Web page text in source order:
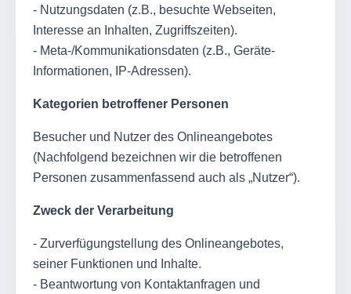
- Nutzungsdaten (z.B., besuchte Webseiten,
Interesse an Inhalten, Zugriffszeiten).
- Meta-/Kommunikationsdaten (z.B., Geräte-
Informationen, IP-Adressen).
Kategorien betroffener Personen
Besucher und Nutzer des Onlineangebotes
(Nachfolgend bezeichnen wir die betroffenen
Personen zusammenfassend auch als „Nutzer“).
Zweck der Verarbeitung
- Zurverfügungstellung des Onlineangebotes,
seiner Funktionen und Inhalte.
- Beantwortung von Kontaktanfragen und